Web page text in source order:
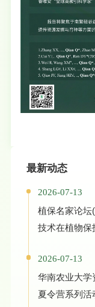
最新动态
2026-07-13
植保名家论坛
技术在植物保
2026-07-13
华南农业大学
夏令营系列活